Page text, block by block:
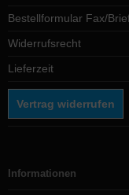
Bestellformular Fax/
Widerrufsrecht
Lieferzeit
Vertrag widerrufen
Informationen